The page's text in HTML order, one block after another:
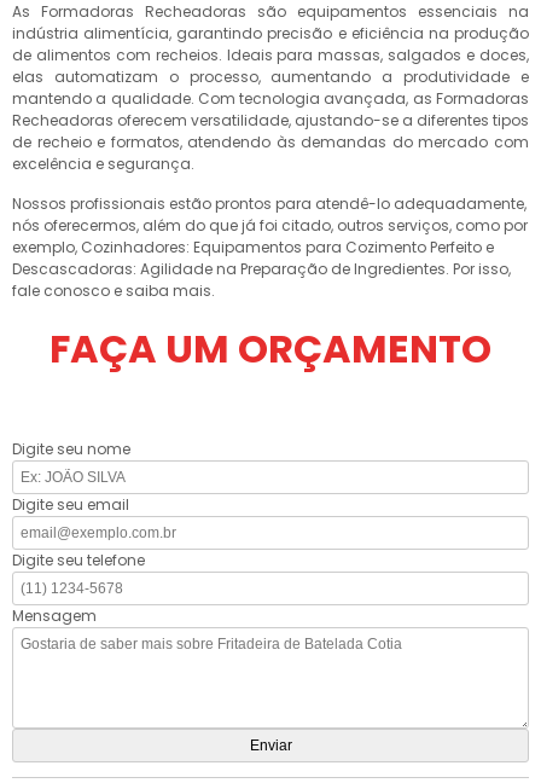
As Formadoras Recheadoras são equipamentos essenciais na
indústria alimentícia, garantindo precisão e eficiência na produção
de alimentos com recheios. Ideais para massas, salgados e doces,
elas automatizam o processo, aumentando a produtividade e
mantendo a qualidade. Com tecnologia avançada, as Formadoras
Recheadoras oferecem versatilidade, ajustando-se a diferentes tipos
de recheio e formatos, atendendo às demandas do mercado com
excelência e segurança.
Nossos profissionais estão prontos para atendê-lo adequadamente,
nós oferecermos, além do que já foi citado, outros serviços, como por
exemplo, Cozinhadores: Equipamentos para Cozimento Perfeito e
Descascadoras: Agilidade na Preparação de Ingredientes. Por isso,
fale conosco e saiba mais.
FAÇA UM ORÇAMENTO
Digite seu nome
Digite seu email
Digite seu telefone
Mensagem